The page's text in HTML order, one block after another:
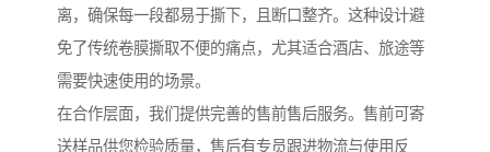
离，确保每一段都易于撕下，且断口整齐。这种设计避
免了传统卷膜撕取不便的痛点，尤其适合酒店、旅途等
需要快速使用的场景。
在合作层面，我们提供完善的售前售后服务。售前可寄
送样品供您检验质量，售后有专员跟进物流与使用反